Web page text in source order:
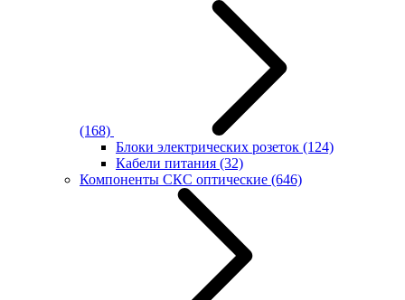
(168)
Блоки электрических розеток (124)
Кабели питания (32)
Компоненты СКС оптические (646)